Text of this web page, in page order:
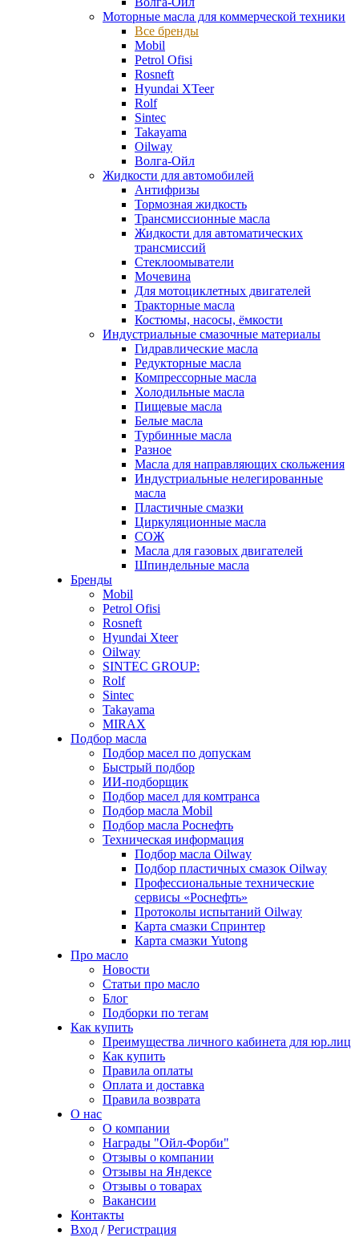
Моторные масла для коммерческой техники
Все бренды
Mobil
Petrol Ofisi
Rosneft
Hyundai XTeer
Rolf
Sintec
Takayama
Oilway
Волга-Ойл
Жидкости для автомобилей
Антифризы
Тормозная жидкость
Трансмиссионные масла
Жидкости для автоматических
трансмиссий
Стеклоомыватели
Мочевина
Для мотоциклетных двигателей
Тракторные масла
Костюмы, насосы, ёмкости
Индустриальные смазочные материалы
Гидравлические масла
Редукторные масла
Компрессорные масла
Холодильные масла
Пищевые масла
Белые масла
Турбинные масла
Разное
Масла для направляющих скольжения
Индустриальные нелегированные
масла
Пластичные смазки
Циркуляционные масла
СОЖ
Масла для газовых двигателей
Шпиндельные масла
Бренды
Mobil
Petrol Ofisi
Rosneft
Hyundai Xteer
Oilway
SINTEC GROUP:
Rolf
Sintec
Takayama
MIRAX
Подбор масла
Подбор масел по допускам
Быстрый подбор
ИИ-подборщик
Подбор масел для комтранса
Подбор масла Mobil
Подбор масла Роснефть
Техническая информация
Подбор масла Oilway
Подбор пластичных смазок Oilway
Профессиональные технические
сервисы «Роснефть»
Протоколы испытаний Oilway
Карта смазки Спринтер
Карта смазки Yutong
Про масло
Новости
Статьи про масло
Блог
Подборки по тегам
Как купить
Преимущества личного кабинета для юр.лиц
Как купить
Правила оплаты
Оплата и доставка
Правила возврата
О нас
О компании
Награды "Ойл-Форби"
Отзывы о компании
Отзывы на Яндексе
Отзывы о товарах
Вакансии
Контакты
Вход / Регистрация